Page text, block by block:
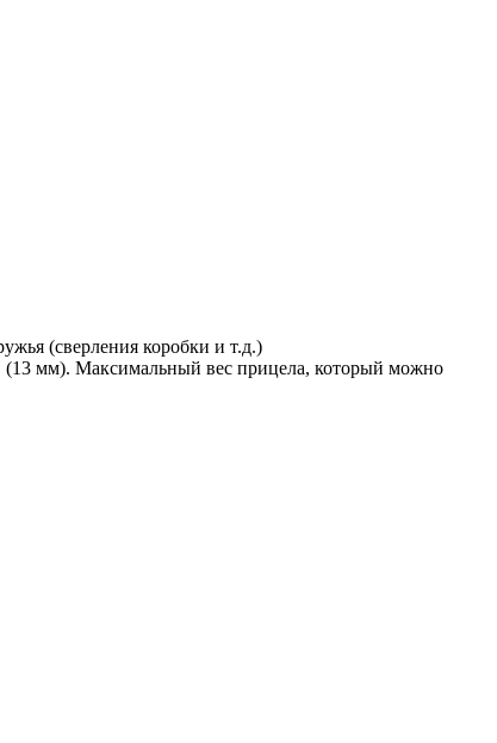
(сверления коробки и т.д.)
(13 мм). Максимальный вес прицела, который можно